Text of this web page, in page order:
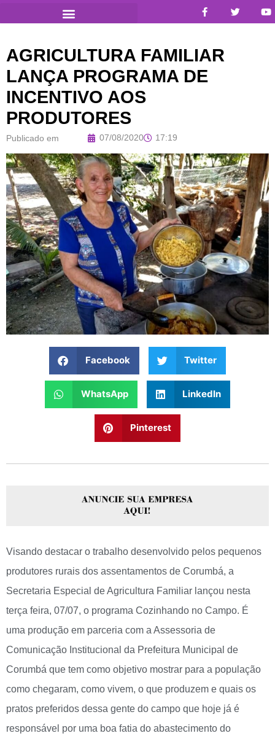
AGRICULTURA FAMILIAR
LANÇA PROGRAMA DE
INCENTIVO AOS
PRODUTORES
Publicado em 07/08/2020 17:19
Facebook Twitter
WhatsApp LinkedIn
Pinterest
Visando destacar o trabalho desenvolvido pelos pequenos
produtores rurais dos assentamentos de Corumbá, a
Secretaria Especial de Agricultura Familiar lançou nesta
terça feira, 07/07, o programa Cozinhando no Campo. É
uma produção em parceria com a Assessoria de
Comunicação Institucional da Prefeitura Municipal de
Corumbá que tem como objetivo mostrar para a população
como chegaram, como vivem, o que produzem e quais os
pratos preferidos dessa gente do campo que hoje já é
responsável por uma boa fatia do abastecimento do